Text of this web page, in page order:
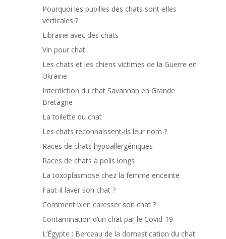
Pourquoi les pupilles des chats sont-elles
verticales ?
Librairie avec des chats
Vin pour chat
Les chats et les chiens victimes de la Guerre en
Ukraine
Interdiction du chat Savannah en Grande
Bretagne
La toilette du chat
Les chats reconnaissent-ils leur nom ?
Races de chats hypoallergéniques
Races de chats à poils longs
La toxoplasmose chez la femme enceinte
Faut-il laver son chat ?
Comment bien caresser son chat ?
Contamination d’un chat par le Covid-19
L’Égypte : Berceau de la domestication du chat